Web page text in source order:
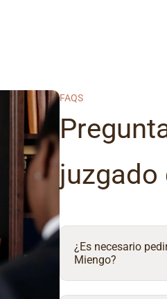
FAQS
juzgado
¿Es necesario
Miengo?